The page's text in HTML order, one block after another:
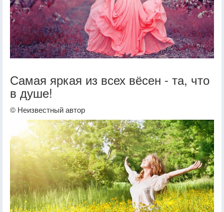
Самая яркая из всех вёсен - та, что
в душе!
© Неизвестный автор